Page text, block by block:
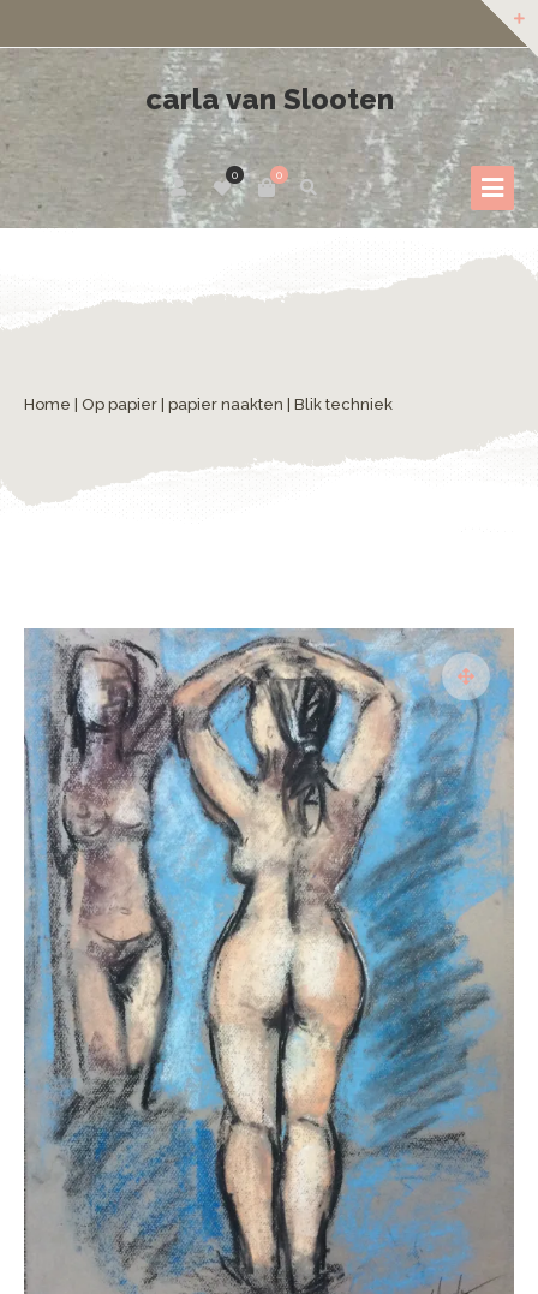
carla van Slooten
0
0
Home Op papier papier naakten | Blik techniek